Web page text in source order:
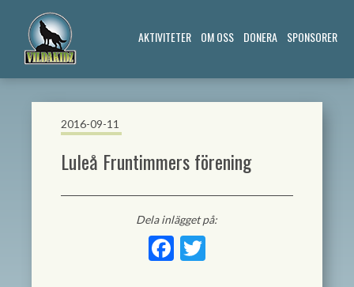
AKTIVITETER OM OSS DONERA SPONSORER
2016-09-11
Luleå Fruntimmers förening
Dela inlägget på:
Facebook
Twitter